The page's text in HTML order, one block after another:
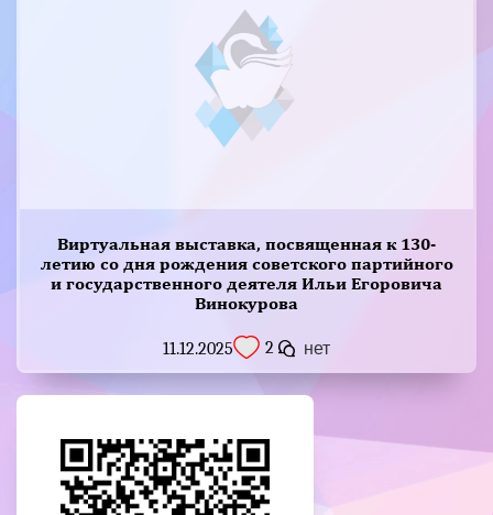
Виртуальная выставка, посвященная к 130-
летию со дня рождения советского партийного
и государственного деятеля Ильи Егоровича
Винокурова
11.12.2025 2 нет